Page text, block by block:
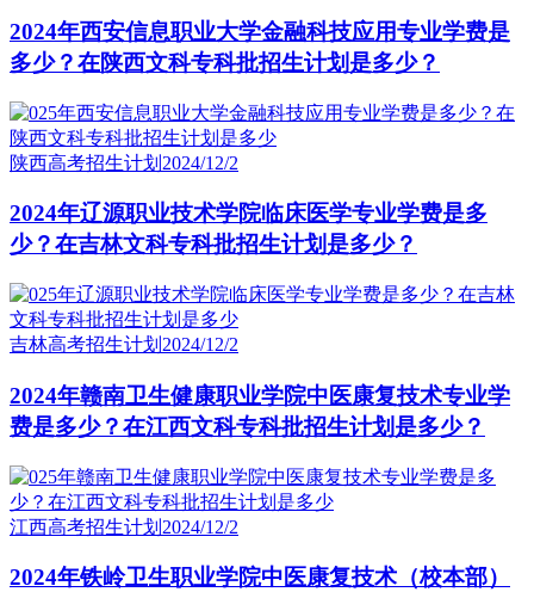
2024年西安信息职业大学金融科技应用专业学费是
多少？在陕西文科专科批招生计划是多少？
陕西高考招生计划 2024/12/2
2024年辽源职业技术学院临床医学专业学费是多
少？在吉林文科专科批招生计划是多少？
吉林高考招生计划 2024/12/2
2024年赣南卫生健康职业学院中医康复技术专业学
费是多少？在江西文科专科批招生计划是多少？
江西高考招生计划 2024/12/2
2024年铁岭卫生职业学院中医康复技术（校本部）